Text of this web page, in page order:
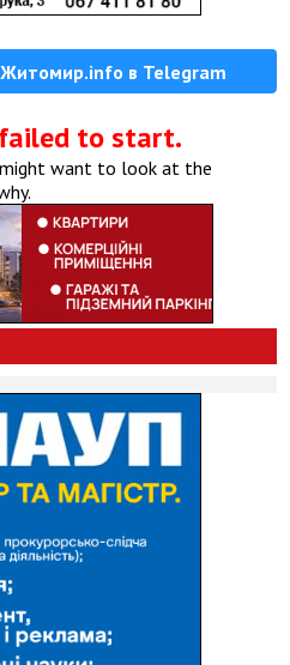
Житомир.info в Telegram
failed to start.
want to look at the